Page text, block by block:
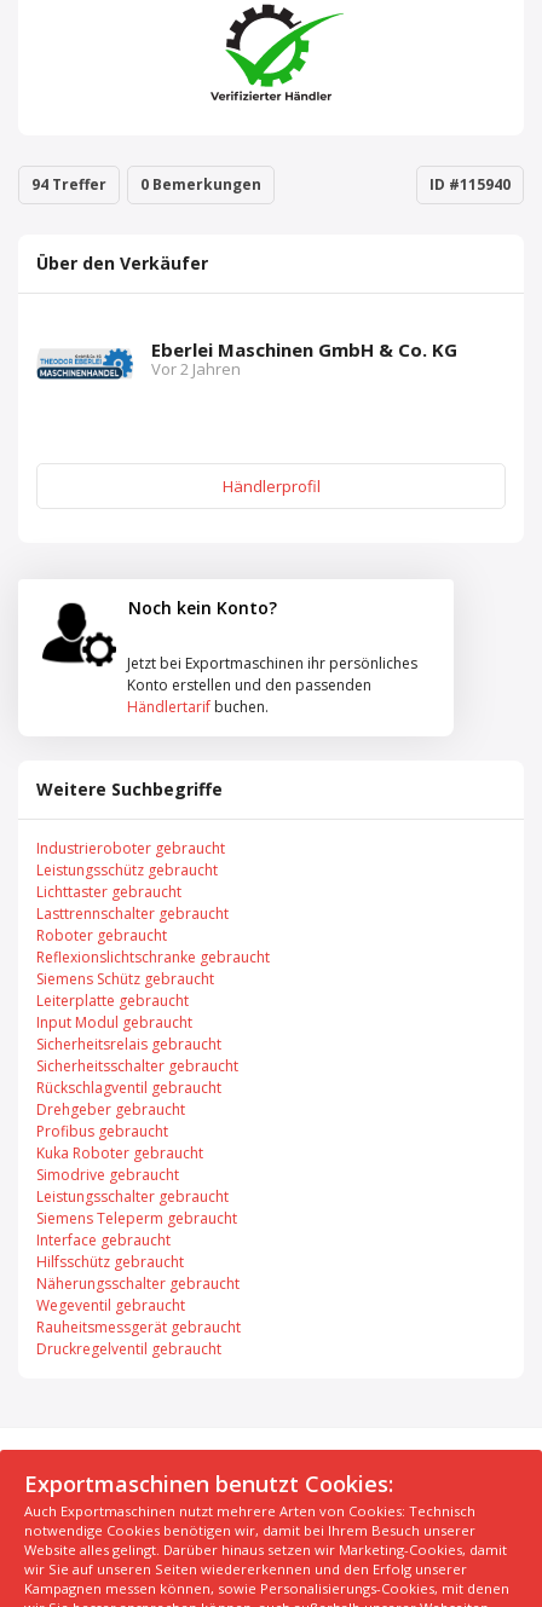
94 Treffer 0 Bemerkungen ID #115940
Über den Verkäufer
Eberlei Maschinen GmbH & Co. KG
Vor 2 Jahren
Händlerprofil
Noch kein Konto?
Jetzt bei Exportmaschinen ihr persönliches
Konto erstellen und den passenden
Händlertarif buchen.
Weitere Suchbegriffe
Industrieroboter gebraucht
Leistungsschütz gebraucht
Lichttaster gebraucht
Lasttrennschalter gebraucht
Roboter gebraucht
Reflexionslichtschranke gebraucht
Siemens Schütz gebraucht
Leiterplatte gebraucht
Input Modul gebraucht
Sicherheitsrelais gebraucht
Sicherheitsschalter gebraucht
Rückschlagventil gebraucht
Drehgeber gebraucht
Profibus gebraucht
Kuka Roboter gebraucht
Simodrive gebraucht
Leistungsschalter gebraucht
Siemens Teleperm gebraucht
Interface gebraucht
Hilfsschütz gebraucht
Näherungsschalter gebraucht
Wegeventil gebraucht
Rauheitsmessgerät gebraucht
Druckregelventil gebraucht
© 2026 Exportmaschinen.de
Über uns
AGB Datenschutzerklärung
FAQ
Impressum
Hersteller
Unsere Top Maschinen #1
Unsere Top Maschinen #2
Unsere Top Maschinen #3
Exportmaschinen benutzt Cookies:
Auch Exportmaschinen nutzt mehrere Arten von Cookies: Technisch
notwendige Cookies benötigen wir, damit bei Ihrem Besuch unserer
Website alles gelingt. Darüber hinaus setzen wir Marketing-Cookies, damit
wir Sie auf unseren Seiten wiedererkennen und den Erfolg unserer
Kampagnen messen können, sowie Personalisierungs-Cookies, mit denen